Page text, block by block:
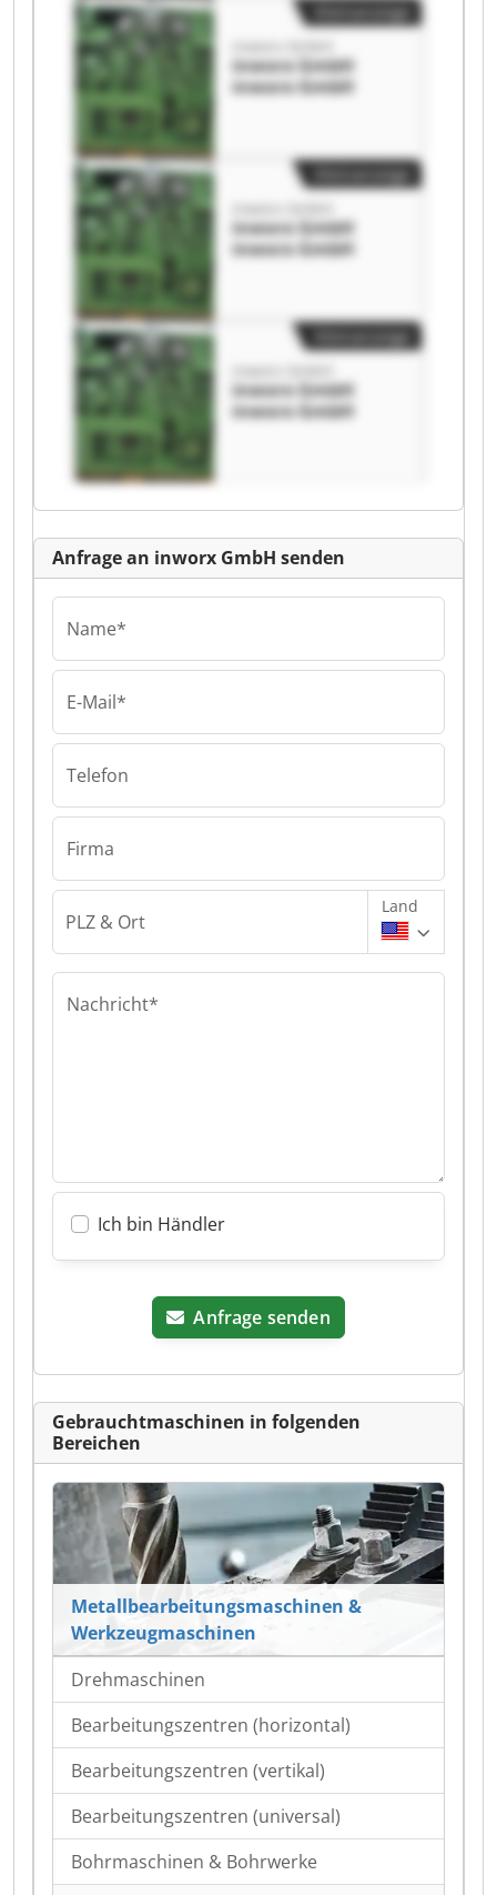
inworx GmbH
inworx GmbH
inworx GmbH
Kleinanzeige
inworx GmbH
inworx GmbH
inworx GmbH
Kleinanzeige
inworx GmbH
inworx GmbH
inworx GmbH
Kleinanzeige
Anfrage an inworx GmbH senden
Name*
E-Mail*
Telefon
Firma
PLZ & Ort
Land
Nachricht*
Ich bin Händler
Anfrage senden
Gebrauchtmaschinen in folgenden
Bereichen
Metallbearbeitungsmaschinen &
Werkzeugmaschinen
Drehmaschinen
Bearbeitungszentren (horizontal)
Bearbeitungszentren (vertikal)
Bearbeitungszentren (universal)
Bohrmaschinen & Bohrwerke